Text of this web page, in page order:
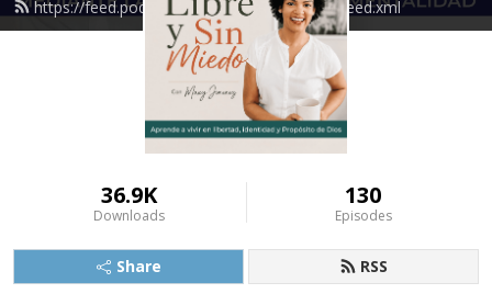
https://feed.podbean.com/maxyjimenez08/feed.xml
36.9K
Downloads
130
Episodes
Share RSS